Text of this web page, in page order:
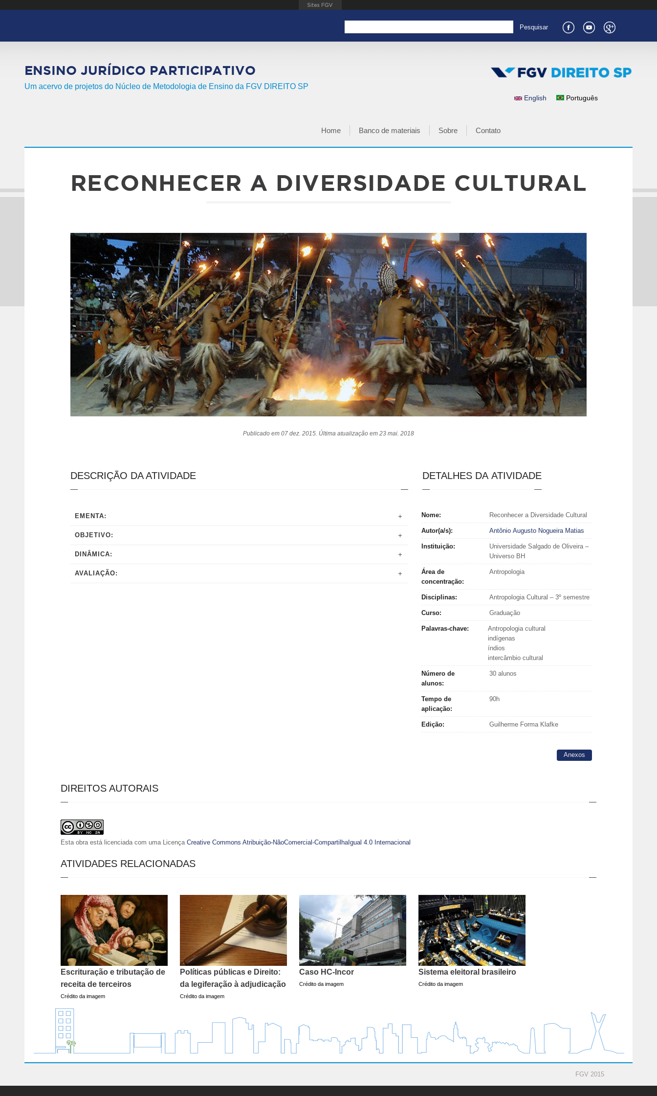
FORMULÁRIO DE BUSCA
ENSINO JURÍDICO PARTICIPATIVO
Um acervo de projetos do Núcleo de Metodologia de Ensino da FGV DIREITO SP
IDIOMAS
English Português
MENU PRINCIPAL
Home Banco de materiais Sobre Contato
RECONHECER A DIVERSIDADE CULTURAL
Publicado em 07 dez. 2015. Última atualização em 23 mai. 2018
DESCRIÇÃO DA ATIVIDADE
EMENTA:
OBJETIVO:
DINÂMICA:
AVALIAÇÃO:
DETALHES DA ATIVIDADE
Nome: Reconhecer a Diversidade Cultural
Autor(a/s): Antônio Augusto Nogueira Matias
Instituição:
Universidade Salgado de Oliveira –
Universo BH
Área de
concentração:
Antropologia
Disciplinas: Antropologia Cultural – 3º semestre
Curso: Graduação
Palavras-chave:
Antropologia cultural
indígenas
índios
intercâmbio cultural
Número de
alunos:
30 alunos
Tempo de
aplicação:
90h
Edição: Guilherme Forma Klafke
Anexos
DIREITOS AUTORAIS
Esta obra está licenciada com uma LicençaCreative Commons Atribuição-NãoComercial-CompartilhaIgual 4.0 Internacional
ATIVIDADES RELACIONADAS
Escrituração e tributação de
receita de terceiros
Crédito da imagem
Políticas públicas e Direito:
da legiferação à adjudicação
Crédito da imagem
Caso HC-Incor
Crédito da imagem
Sistema eleitoral brasileiro
Crédito da imagem
FGV 2015